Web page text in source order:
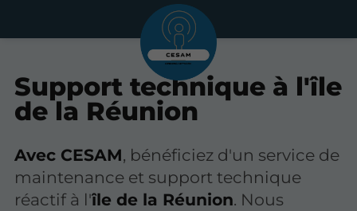
Support technique à l'île
de la Réunion
Avec CESAM, bénéficiez d'un service de
maintenance et support technique
réactif à l'île de la Réunion. Nous